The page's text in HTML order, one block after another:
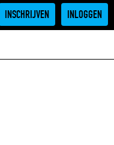
INSCHRIJVEN INLOGGEN